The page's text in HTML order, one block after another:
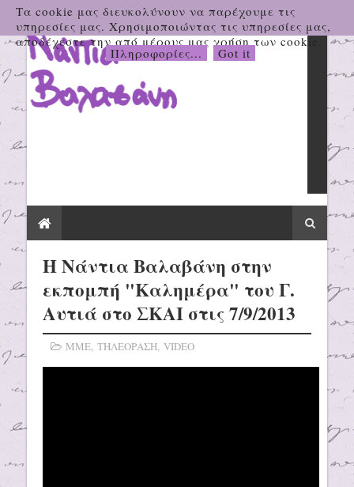
H Νάντια Βαλαβάνη στην
εκπομπή "Καλημέρα" του Γ.
Αυτιά στο ΣΚΑΙ στις 7/9/2013
ΜΜΕ, ΤΗΛΕΟΡΑΣΗ, VIDEO
Τα cookie μας διευκολύνουν να παρέχουμε τις
υπηρεσίες μας. Χρησιμοποιώντας τις υπηρεσίες μας,
αποδέχεστε την από μέρους μας χρήση των cookie.
Πληροφορίες... Got it